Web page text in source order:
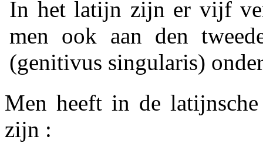
In het latijn zijn er vijf
men ook aan den
(genitivus singularis)
Men heeft in de
zijn :